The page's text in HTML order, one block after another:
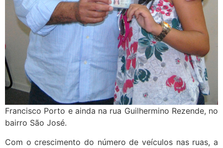
Francisco Porto e ainda na rua Guilhermino Rezende, no
bairro São José.
Com o crescimento do número de veículos nas ruas, a